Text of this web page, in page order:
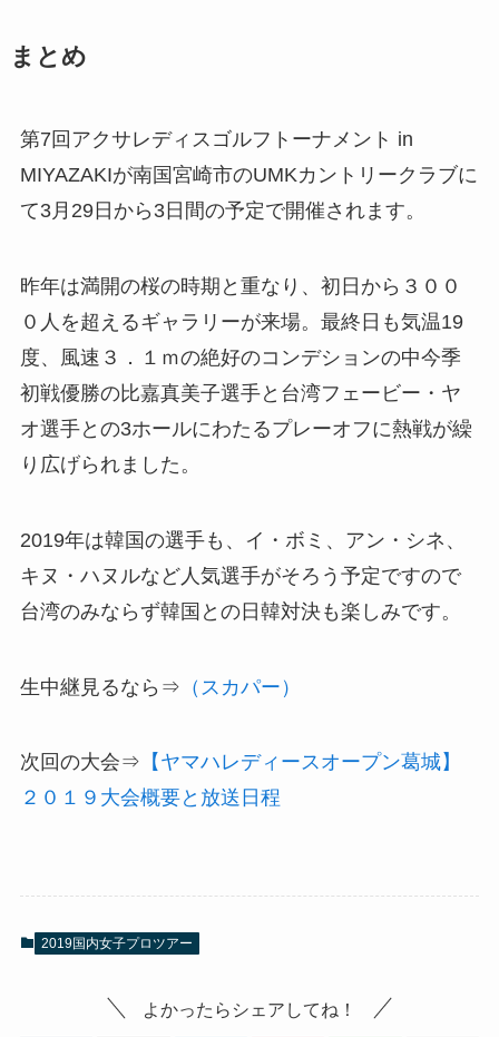
まとめ
第7回 アクサレディスゴルフトーナメント in
MIYAZAKIが南国宮崎市のUMKカントリークラブに
て3月29日 から3日間の予定で開催されます。
昨年は満開の桜の時期と重なり、初日から３００
０人を超えるギャラリーが来場。最終日も気温19
度、風速３．１ｍの絶好のコンデションの中今季
初戦優勝の比嘉真美子選手と台湾フェービー・ヤ
オ選手との3ホールにわたるプレーオフに熱戦が繰
り広げられました。
2019年は韓国の選手も、 イ・ボミ 、 アン・シネ 、
キヌ・ハヌルなど人気選手がそろう予定ですので
台湾のみならず韓国との日韓対決も楽しみです。
生中継見るなら⇒ （スカパー）
次回の大会⇒ 【ヤマハレディースオープン葛城】
２０１９大会概要と放送日程
2019国内女子プロツアー
よかったらシェアしてね！